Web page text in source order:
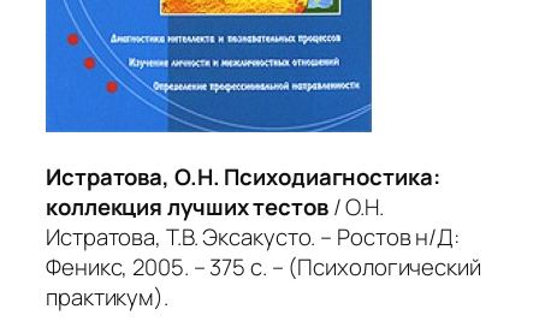
Истратова, О.Н. Психодиагностика:
коллекция лучших тестов/ О.Н.
Истратова, Т.В. Эксакусто. – Ростов н/Д:
Феникс, 2005. – 375 с. – (Психологический
практикум).